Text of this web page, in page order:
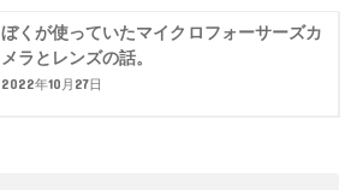
ぼくが使っていたマイクロフォーサーズカ
メラとレンズの話。
2022年10月27日